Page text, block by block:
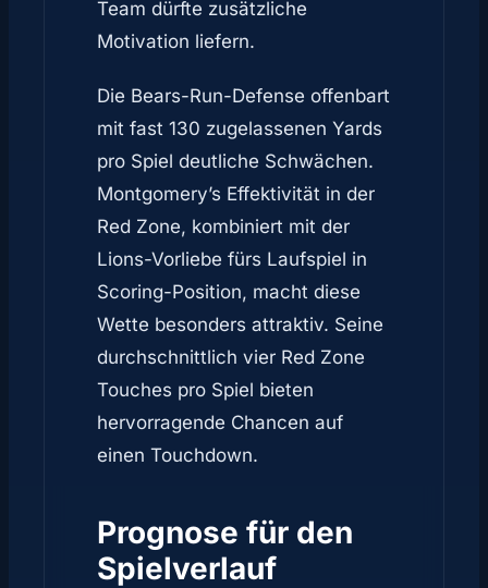
Team dürfte zusätzliche
Motivation liefern.
Die Bears-Run-Defense offenbart
mit fast 130 zugelassenen Yards
pro Spiel deutliche Schwächen.
Montgomery’s Effektivität in der
Red Zone, kombiniert mit der
Lions-Vorliebe fürs Laufspiel in
Scoring-Position, macht diese
Wette besonders attraktiv. Seine
durchschnittlich vier Red Zone
Touches pro Spiel bieten
hervorragende Chancen auf
einen Touchdown.
Prognose für den
Spielverlauf